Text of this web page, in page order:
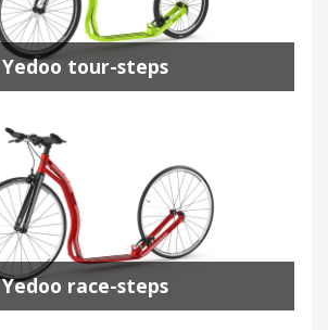
Yedoo tour-steps
Yedoo race-steps